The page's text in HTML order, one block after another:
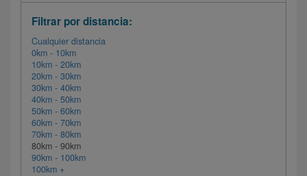
Filtrar por distancia:
Cualquier distancia
0km - 10km
10km - 20km
20km - 30km
30km - 40km
40km - 50km
50km - 60km
60km - 70km
70km - 80km
80km - 90km
90km - 100km
100km +